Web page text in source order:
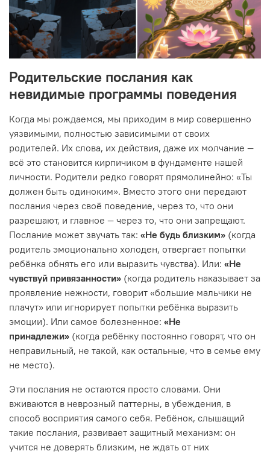
Родительские послания как
невидимые программы поведения
Когда мы рождаемся, мы приходим в мир совершенно
уязвимыми, полностью зависимыми от своих
родителей. Их слова, их действия, даже их молчание —
всё это становится кирпичиком в фундаменте нашей
личности. Родители редко говорят прямолинейно: «Ты
должен быть одиноким». Вместо этого они передают
послания через своё поведение, через то, что они
разрешают, и главное — через то, что они запрещают.
Послание может звучать так: «Не будь близким» (когда
родитель эмоционально холоден, отвергает попытки
ребёнка обнять его или выразить чувства). Или: «Не
чувствуй привязанности» (когда родитель наказывает за
проявление нежности, говорит «большие мальчики не
плачут» или игнорирует попытки ребёнка выразить
эмоции). Или самое болезненное: «Не
принадлежи» (когда ребёнку постоянно говорят, что он
неправильный, не такой, как остальные, что в семье ему
не место).
Эти послания не остаются просто словами. Они
вживаются в неврозный паттерны, в убеждения, в
способ восприятия самого себя. Ребёнок, слышащий
такие послания, развивает защитный механизм: он
учится не доверять близким, не ждать от них